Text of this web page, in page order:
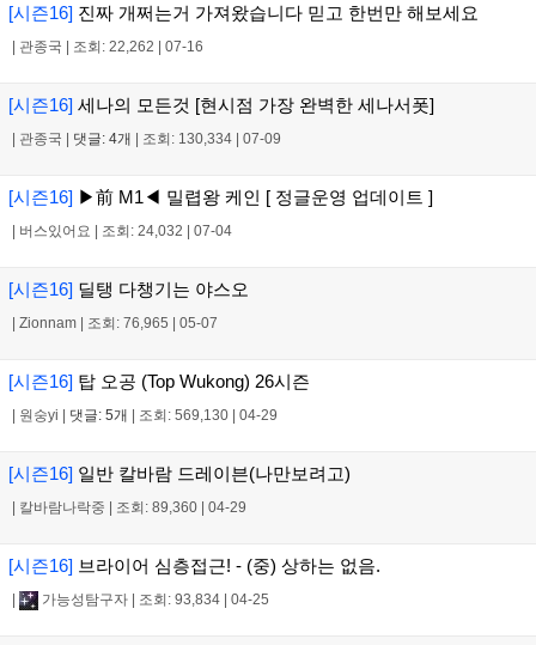
[시즌16] 진짜 개쩌는거 가져왔습니다 믿고 한번만 해보세요
| 관종국 | 조회: 22,262 | 07-16
[시즌16] 세나의 모든것 [현시점 가장 완벽한 세나서폿]
| 관종국 | 댓글: 4개 | 조회: 130,334 | 07-09
[시즌16] ▶前 M1◀ 밀렵왕 케인 [ 정글운영 업데이트 ]
| 버스있어요 | 조회: 24,032 | 07-04
[시즌16] 딜탱 다챙기는 야스오
| Zionnam | 조회: 76,965 | 05-07
[시즌16] 탑 오공 (Top Wukong) 26시즌
| 원숭yi | 댓글: 5개 | 조회: 569,130 | 04-29
[시즌16] 일반 칼바람 드레이븐(나만보려고)
| 칼바람나락중 | 조회: 89,360 | 04-29
[시즌16] 브라이어 심층접근! - (중) 상하는 없음.
| 가능성탐구자 | 조회: 93,834 | 04-25